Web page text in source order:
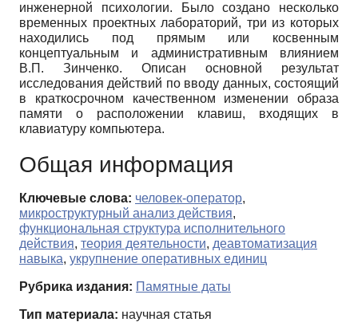
инженерной психологии. Было создано несколько
временных проектных лабораторий, три из которых
находились под прямым или косвенным
концептуальным и административным влиянием
В.П. Зинченко. Описан основной результат
исследования действий по вводу данных, состоящий
в краткосрочном качественном изменении образа
памяти о расположении клавиш, входящих в
клавиатуру компьютера.
Общая информация
Ключевые слова: человек-оператор,
микроструктурный анализ действия,
функциональная структура исполнительного
действия, теория деятельности, деавтоматизация
навыка, укрупнение оперативных единиц
Рубрика издания: Памятные даты
Тип материала: научная статья